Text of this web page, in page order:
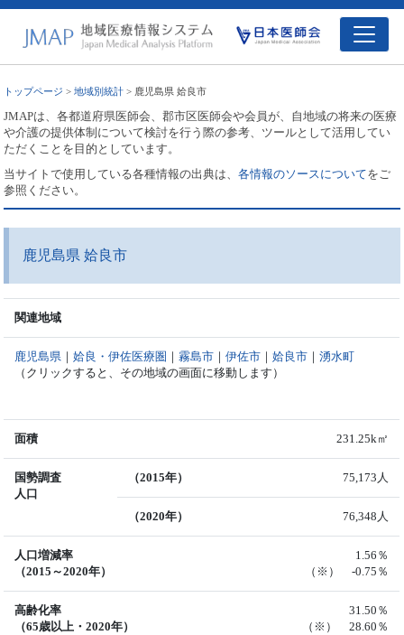
トップページ >地域別統計 > 鹿児島県 姶良市
JMAPは、各都道府県医師会、郡市区医師会や会員が、自地域の将来の医療
や介護の提供体制について検討を行う際の参考、ツールとして活用してい
ただくことを目的としています。
当サイトで使用している各種情報の出典は、各情報のソースについてをご
参照ください。
鹿児島県 姶良市
関連地域
鹿児島県 ｜姶良・伊佐医療圏 ｜霧島市 ｜伊佐市 ｜姶良市 ｜湧水町
（クリックすると、その地域の画面に移動します）
面積 231.25k㎡
国勢調査
人口
（2015年） 75,173人
（2020年） 76,348人
人口増減率
（2015～2020年）
1.56％
（※） -0.75％
高齢化率
（65歳以上・2020年）
31.50％
（※） 28.60％